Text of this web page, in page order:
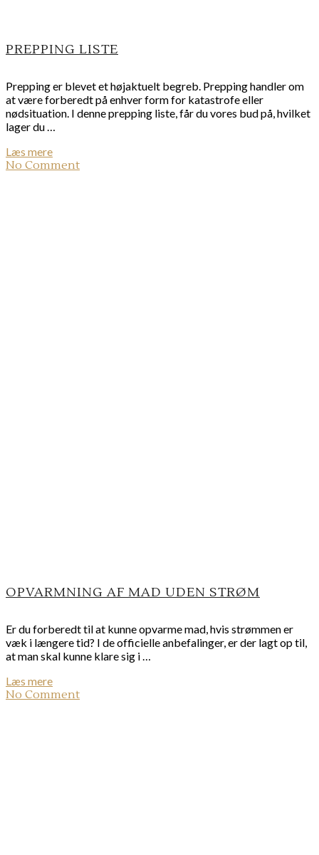
PREPPING LISTE
Prepping er blevet et højaktuelt begreb. Prepping handler om
at være forberedt på enhver form for katastrofe eller
nødsituation. I denne prepping liste, får du vores bud på, hvilket
lager du …
Læs mere
No Comment
OPVARMNING AF MAD UDEN STRØM
Er du forberedt til at kunne opvarme mad, hvis strømmen er
væk i længere tid? I de officielle anbefalinger, er der lagt op til,
at man skal kunne klare sig i …
Læs mere
No Comment